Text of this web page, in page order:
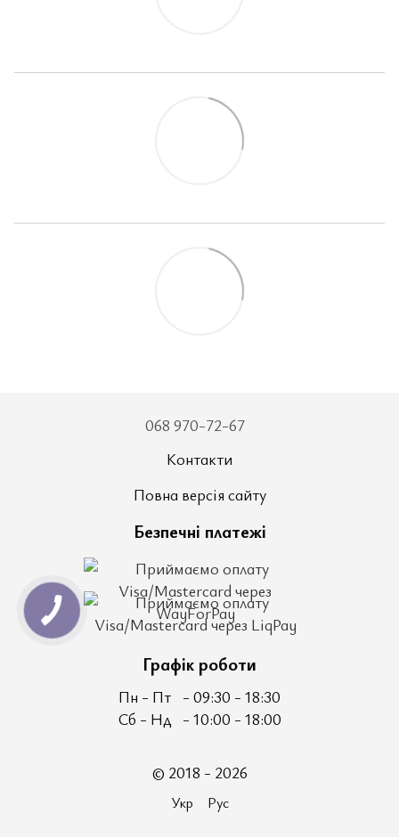
068 970-72-67
Контакти
Повна версія сайту
Безпечні платежі
Графік роботи
Пн - Пт - 09:30 - 18:30
Сб - Нд - 10:00 - 18:00
© 2018 - 2026
Укр Рус